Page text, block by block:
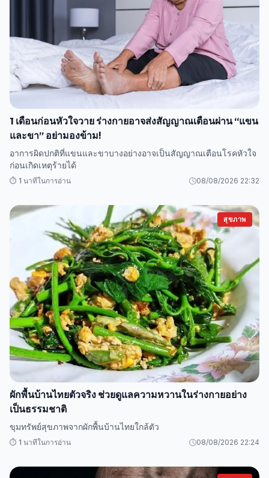
1 เดือนก่อนหัวใจวาย ร่างกายอาจส่งสัญญาณเตือนผ่าน “แขน
และขา” อย่ามองข้าม!
อาการผิดปกติที่แขนและขาบางอย่างอาจเป็นสัญญาณเตือนโรคหัวใจ
ก่อนเกิดเหตุร้ายได้
⏱️ 1 นาทีในการอ่าน 08/08/2026 22:32
สุขภาพ
ผักพื้นบ้านไทยตัวจริง ช่วยดูแลความหวานในร่างกายอย่าง
เป็นธรรมชาติ
ขุมทรัพย์สุขภาพจากผักพื้นบ้านไทยใกล้ตัว
⏱️ 1 นาทีในการอ่าน 08/08/2026 22:24